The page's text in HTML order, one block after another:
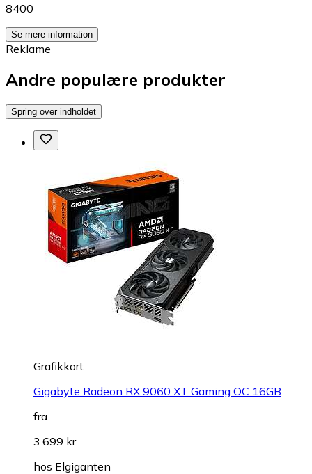
8400
Se mere information
Reklame
Andre populære produkter
Spring over indholdet
Grafikkort
Gigabyte Radeon RX 9060 XT Gaming OC 16GB
fra
3.699 kr.
hos Elgiganten